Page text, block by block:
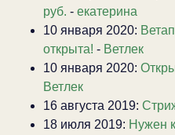
руб. - екатерина
10 января 2020:
открыта! - Ветлек
10 января 2020:
Ветлек
16 августа 2019:
18 июля 2019: Нужен